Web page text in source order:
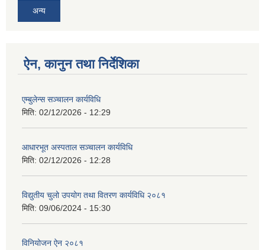
अन्य
ऐन, कानुन तथा निर्देशिका
एम्बुलेन्स सञ्चालन कार्यविधि
मिति: 02/12/2026 - 12:29
आधारभूत अस्पताल सञ्चालन कार्यविधि
मिति: 02/12/2026 - 12:28
विद्युतीय चुलो उपयोग तथा वितरण कार्यविधि २०८१
मिति: 09/06/2024 - 15:30
विनियोजन ऐन २०८१